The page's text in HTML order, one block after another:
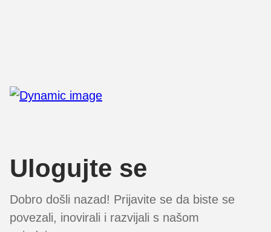
Ulogujte se
Dobro došli nazad! Prijavite se da biste se
povezali, inovirali i razvijali s našom